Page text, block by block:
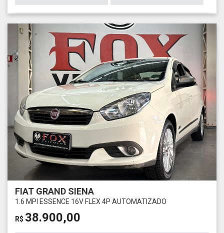
FIAT GRAND SIENA
1.6 MPI ESSENCE 16V FLEX 4P AUTOMATIZADO
R$ 38.900,00